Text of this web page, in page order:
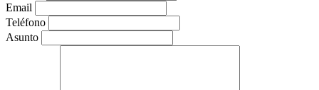
Email
Teléfono
Asunto